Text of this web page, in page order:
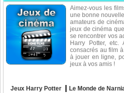
Aimez-vous les
une bonne
amateurs de
jeux de cinéma
se rencontrer vos
Harry Potter,
consacrés au film
à jouer en ligne,
jeux à vos amis !
Jeux Harry Potter Le Monde de